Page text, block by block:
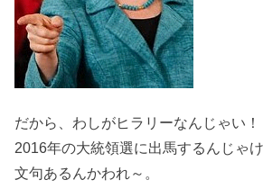
だから、わしがヒラリーなんじゃい！
2016年の大統領選に出馬するんじゃけ
文句あるんかわれ～。